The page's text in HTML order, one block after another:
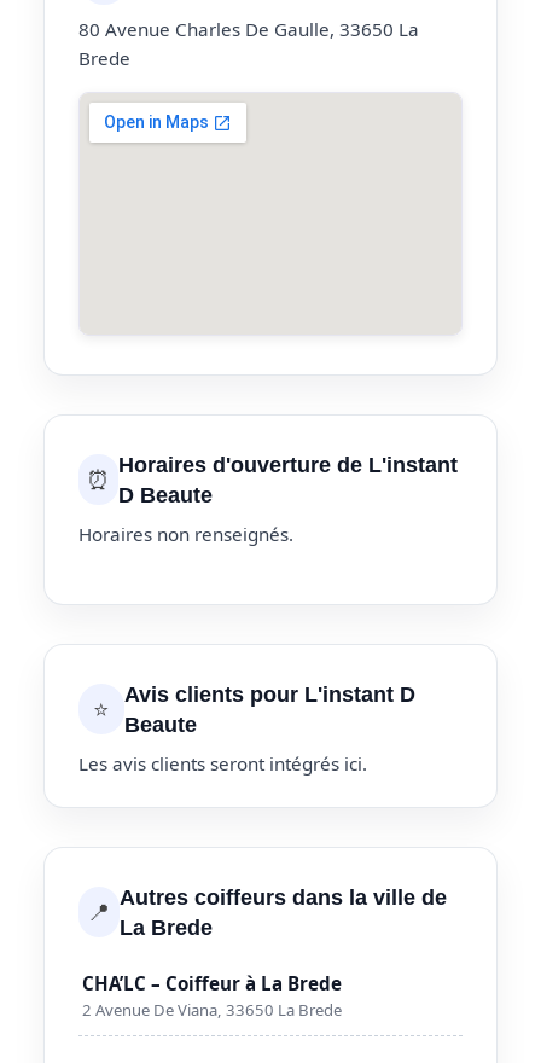
80 Avenue Charles De Gaulle, 33650 La
Brede
⏰ Horaires d'ouverture de L'instant
D Beaute
Horaires non renseignés.
⭐
Avis clients pour L'instant D
Beaute
Les avis clients seront intégrés ici.
📍 Autres coiffeurs dans la ville de
La Brede
CHA’LC – Coiffeur à La Brede
2 Avenue De Viana, 33650 La Brede